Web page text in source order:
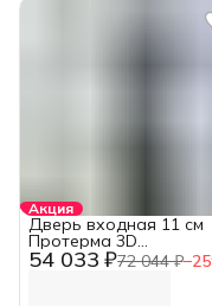
Акция
54 033 ₽72 044 ₽−25
Дверь входная 11 см
Протерма 3D
Стеклопакет Букле